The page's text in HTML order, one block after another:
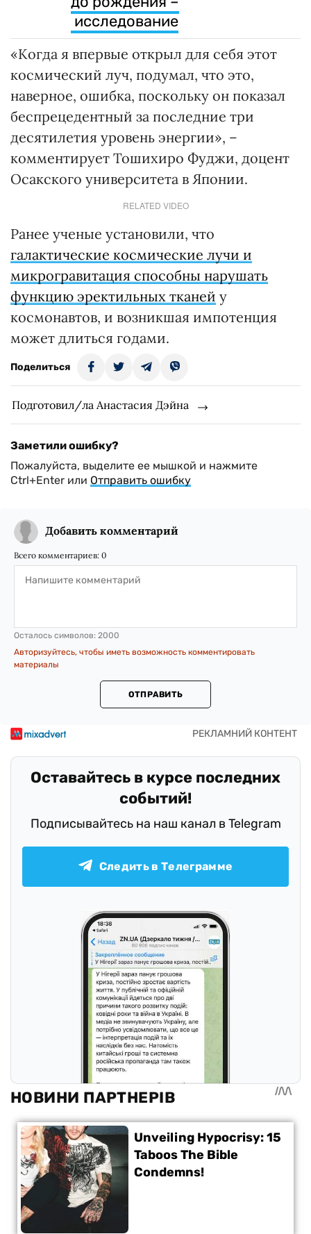
исследование
«Когда я впервые открыл для себя этот
космический луч, подумал, что это,
наверное, ошибка, поскольку он показал
беспрецедентный за последние три
десятилетия уровень энергии», –
комментирует Тошихиро Фуджи, доцент
Осакского университета в Японии.
RELATED VIDEO
Ранее ученые установили, что
галактические космические лучи и
микрогравитация способны нарушать
функцию эректильных тканей у
космонавтов, и возникшая импотенция
может длиться годами.
Поделиться
Подготовил/ла Анастасия Дэйна
Заметили ошибку?
Пожалуйста, выделите ее мышкой и нажмите
Ctrl+Enter или Отправить ошибку
Добавить комментарий
Всего комментариев: 0
Осталось символов: 2000
Авторизуйтесь, чтобы иметь возможность комментировать
материалы
ОТПРАВИТЬ
Оставайтесь в курсе последних
событий!
Подписывайтесь на наш канал в Telegram
Следить в Телеграмме